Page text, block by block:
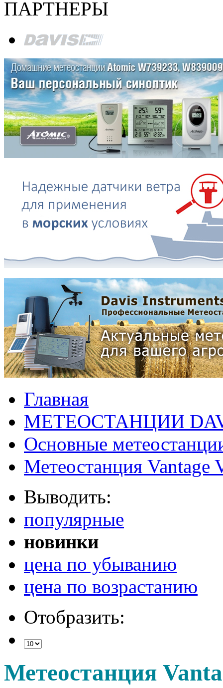
ПАРТНЕРЫ
Главная
МЕТЕОСТАНЦИИ
Основные
Метеостанция Vantage
Выводить:
популярные
новинки
цена по убыванию
цена по возрастанию
Отобразить:
Метеостанция